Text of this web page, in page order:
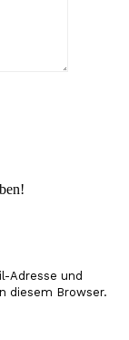
Adresse und
diesem Browser.